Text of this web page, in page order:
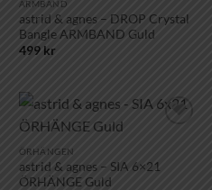
ARMBAND
astrid & agnes – DROP Crystal
Bangle ARMBAND Guld
499 kr
ÖRHÄNGEN
astrid & agnes – SIA 6×21
ÖRHÄNGE Guld